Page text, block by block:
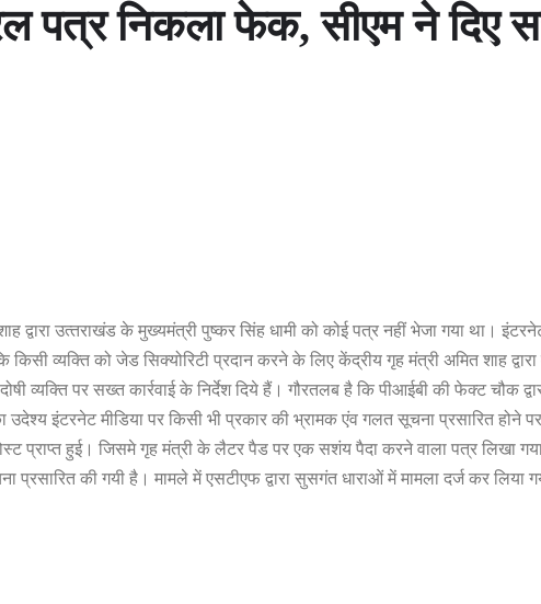
पत्र निकला फेक, सीएम ने दिए
द्वारा उत्‍तराखंड के मुख्यमंत्री पुष्कर सिंह धामी को कोई पत्र नहीं भेजा गया था।
व्यक्ति को जेड सिक्योरिटी प्रदान करने के लिए केंद्रीय गृह मंत्री अमित शाह
व्यक्ति पर सख्त कार्रवाई के निर्देश दिये हैं। गौरतलब है कि पीआईबी की फेक्ट चौक
इंटरनेट मीडिया पर किसी भी प्रकार की भ्रामक एंव गलत सूचना प्रसारित होने
प्राप्त हुई। जिसमे गृह मंत्री के लैटर पैड पर एक सशंय पैदा करने वाला पत्र लिखा
की गयी है। मामले में एसटीएफ द्वारा सुसगंत धाराओं में मामला दर्ज कर लिया